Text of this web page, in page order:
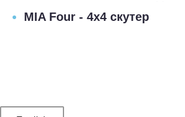
MIA Four - 4х4 скутер